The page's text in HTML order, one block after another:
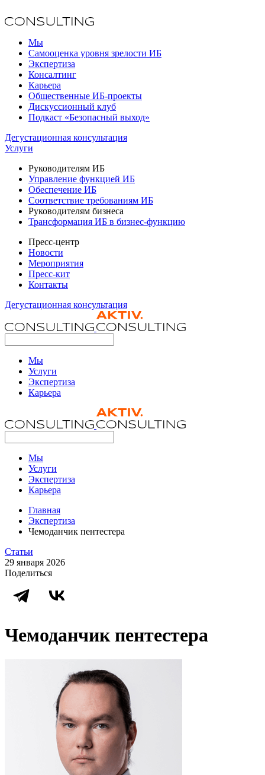
Мы
Самооценка уровня зрелости ИБ
Экспертиза
Консалтинг
Карьера
Общественные ИБ-проекты
Дискуссионный клуб
Подкаст «Безопасный выход»
Дегустационная консультация
Услуги
Руководителям ИБ
Управление функцией ИБ
Обеспечение ИБ
Соответствие требованиям ИБ
Руководителям бизнеса
Трансформация ИБ в бизнес-функцию
Пресс-центр
Новости
Мероприятия
Пресс-кит
Контакты
Дегустационная консультация
Мы
Услуги
Экспертиза
Карьера
Мы
Услуги
Экспертиза
Карьера
Главная
Экспертиза
Чемоданчик пентестера
Статьи
29 января 2026
Поделиться
Чемоданчик пентестера